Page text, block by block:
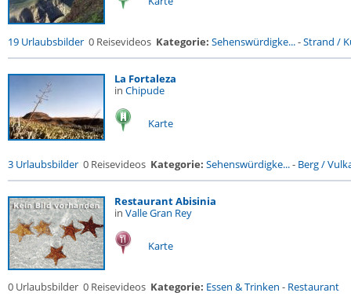
19 Urlaubsbilder 0 Reisevideos Kategorie: Sehenswürdigke...-Strand /
La Fortaleza
in Chipude
Karte
3 Urlaubsbilder 0 Reisevideos Kategorie: Sehenswürdigke...- Berg /
Restaurant Abisinia
in Valle Gran Rey
Karte
0 Urlaubsbilder 0 Reisevideos Kategorie: Essen & Trinken - Restaurant